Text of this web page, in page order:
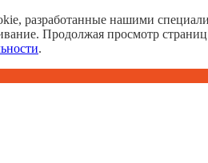
разработанные нашими
Продолжая просмотр
.